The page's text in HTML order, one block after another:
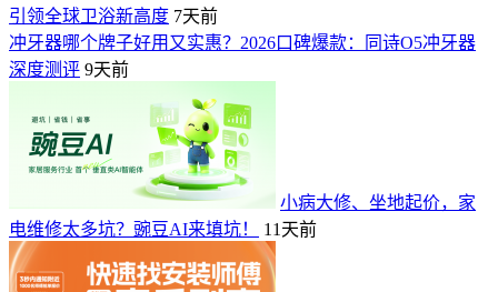
引领全球卫浴新高度 7天前
冲牙器哪个牌子好用又实惠？2026口碑爆款：同诗O5冲牙器
深度测评 9天前
小病大修、坐地起价，家
电维修太多坑？豌豆AI来填坑！
11天前